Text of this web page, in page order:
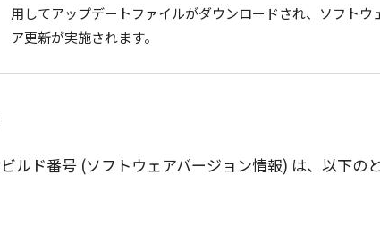
用してアップデートファイルがダウンロードされ、ソフトウ
ア更新が実施されます。
ビルド番号 (ソフトウェアバージョン情報) は、 以下の